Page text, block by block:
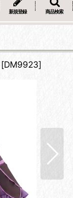
新規登録 商品検索
[DM9923]